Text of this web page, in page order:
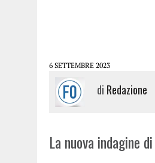
6 SETTEMBRE 2023
di Redazione
La nuova indagine